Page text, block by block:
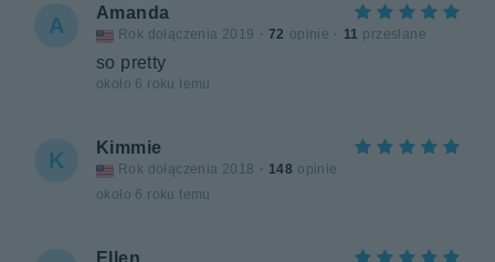
A
Amanda
Rok dołączenia 2019 · 72 opinie · 11 przesłane
so pretty
około 6 roku temu
K
Kimmie
Rok dołączenia 2018 · 148 opinie
około 6 roku temu
Ellen